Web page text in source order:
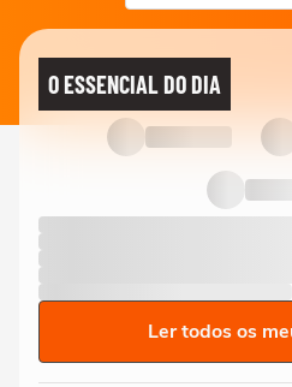
O ESSENCIAL DO DIA
Ler todos os